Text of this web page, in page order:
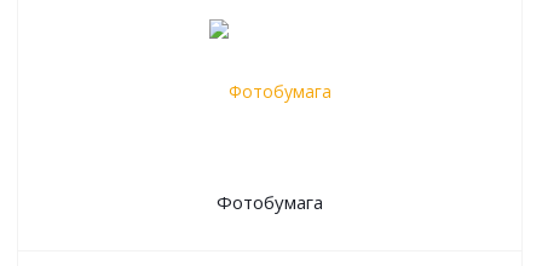
Фотобумага